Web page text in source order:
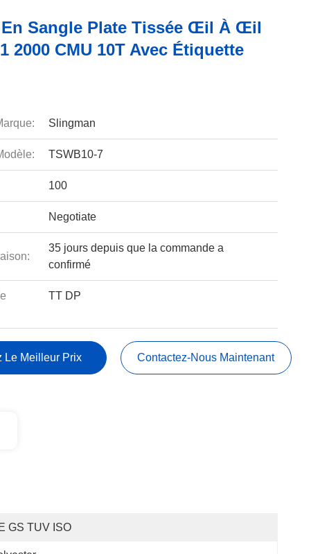
Sangle Plate Tissée Œil À Œil
2000 CMU 10T Avec Étiquette
Slingman
TSWB10-7
100
Negotiate
35 jours depuis que la commande a
confirmé
TT DP
Le Meilleur Prix Contactez-Nous Maintenant
GS TUV ISO